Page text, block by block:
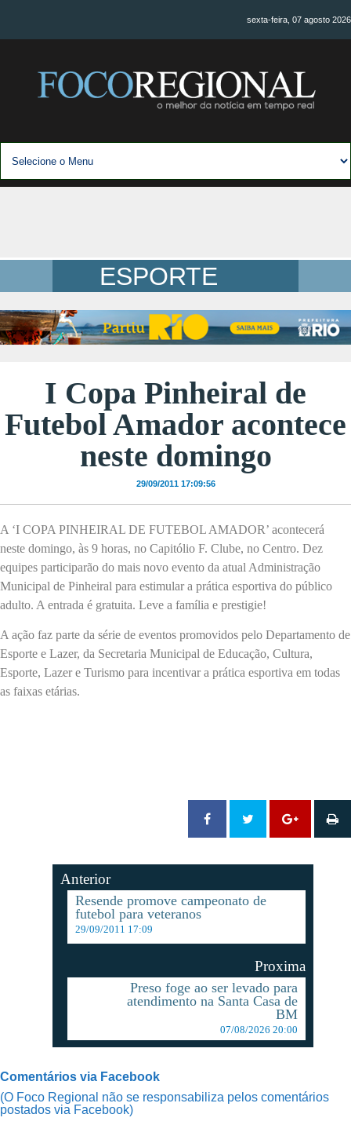
sexta-feira, 07 agosto 2026
ESPORTE
I Copa Pinheiral de
Futebol Amador acontece
neste domingo
29/09/2011 17:09:56
A ‘I COPA PINHEIRAL DE FUTEBOL AMADOR’ acontecerá
neste domingo, às 9 horas, no Capitólio F. Clube, no Centro. Dez
equipes participarão do mais novo evento da atual Administração
Municipal de Pinheiral para estimular a prática esportiva do público
adulto. A entrada é gratuita. Leve a família e prestigie!
A ação faz parte da série de eventos promovidos pelo Departamento de
Esporte e Lazer, da Secretaria Municipal de Educação, Cultura,
Esporte, Lazer e Turismo para incentivar a prática esportiva em todas
as faixas etárias.
Anterior
Resende promove campeonato de
futebol para veteranos
29/09/2011 17:09
Proxima
Preso foge ao ser levado para
atendimento na Santa Casa de
BM
07/08/2026 20:00
Comentários via Facebook
(O Foco Regional não se responsabiliza pelos comentários
postados via Facebook)